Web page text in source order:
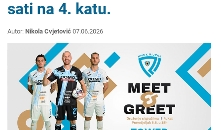
sati na 4. katu.
Autor: Nikola Cvjetović 07.06.2026